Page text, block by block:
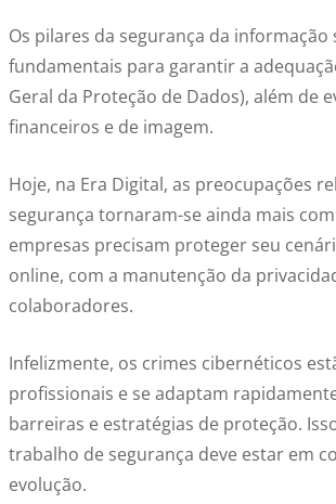
Os pilares da segurança da informação
fundamentais para garantir a
Geral da Proteção de Dados), além de
financeiros e de imagem.
Hoje, na Era Digital, as preocupações
segurança tornaram-se ainda mais
empresas precisam proteger seu
online, com a manutenção da
colaboradores.
Infelizmente, os crimes cibernéticos
profissionais e se adaptam
barreiras e estratégias de proteção.
trabalho de segurança deve estar em
evolução.